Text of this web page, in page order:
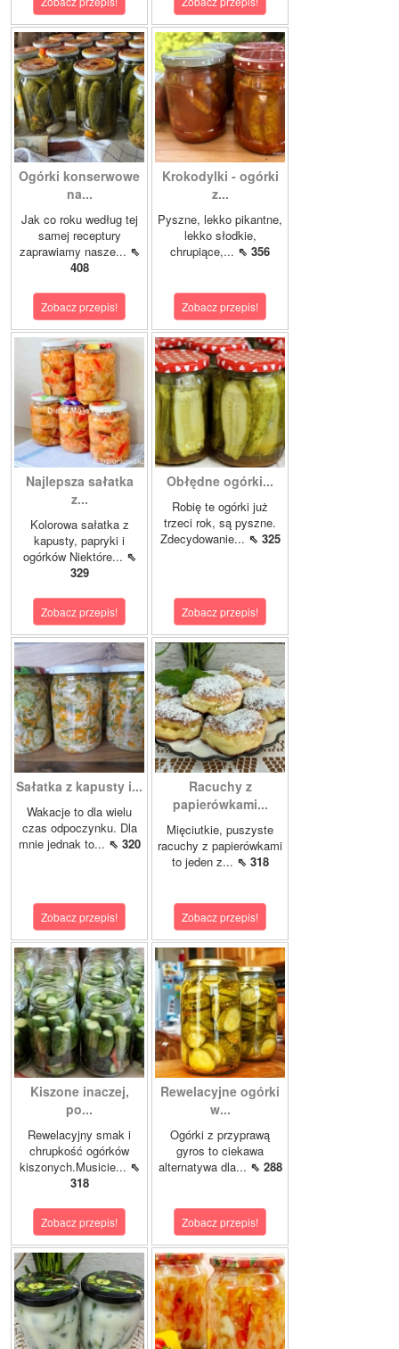
Ogórki konserwowe
na...
Jak co roku według tej
samej receptury
zaprawiamy nasze... ⇖
408
Zobacz przepis!
Krokodylki - ogórki
z...
Pyszne, lekko pikantne,
lekko słodkie,
chrupiące,... ⇖ 356
Zobacz przepis!
Najlepsza sałatka
z...
Kolorowa sałatka z
kapusty, papryki i
ogórków Niektóre... ⇖
329
Zobacz przepis!
Obłędne ogórki...
Robię te ogórki już
trzeci rok, są pyszne.
Zdecydowanie... ⇖ 325
Zobacz przepis!
Sałatka z kapusty i...
Wakacje to dla wielu
czas odpoczynku. Dla
mnie jednak to... ⇖ 320
Zobacz przepis!
Racuchy z
papierówkami...
Mięciutkie, puszyste
racuchy z papierówkami
to jeden z... ⇖ 318
Zobacz przepis!
Kiszone inaczej,
po...
Rewelacyjny smak i
chrupkość ogórków
kiszonych.Musicie... ⇖
318
Zobacz przepis!
Rewelacyjne ogórki
w...
Ogórki z przyprawą
gyros to ciekawa
alternatywa dla... ⇖ 288
Zobacz przepis!